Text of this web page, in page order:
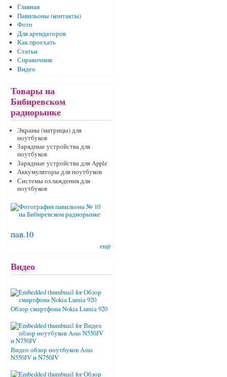
Главная
Павильоны (контакты)
Фото
Для арендаторов
Как проехать
Статьи
Справочник
Видео
Товары на
Бибиревском
радиорынке
Экраны (матрицы) для
ноутбуков
Зарядные устройства для
ноутбуков
Зарядные устройства для Apple
Аккумуляторы для ноутбуков
Системы охлаждения для
ноутбуков
пав.10
ещё
Видео
Обзор смартфона Nokia Lumia 920
Видео обзор ноутбуков Asus
N550JV и N750JV